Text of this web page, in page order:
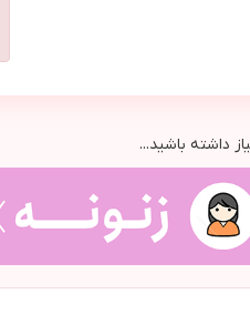
داشته باشید...